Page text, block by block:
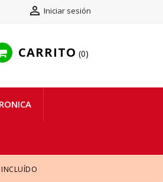
 Iniciar sesión
CARRITO 0
INCLUÍDO